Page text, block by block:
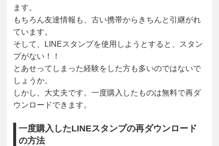
ます。
もちろん友達情報も、古い携帯からきちんと引継がれ
ています。
そして、LINEスタンプを使用しようとすると、スタン
プがない！！
とあせってしまった経験をした方も多いのではないで
しょうか。
しかし、大丈夫です。一度購入したものは無料で再ダ
ウンロードできます。
一度購入したLINEスタンプの再ダウンロード
の方法